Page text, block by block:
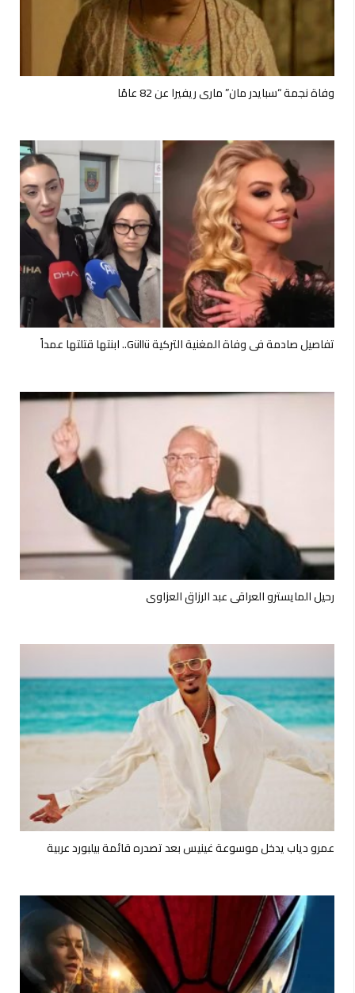
وفاة نجمة “سبايدر مان” ماري ريفيرا عن 82 عامًا
تفاصيل صادمة في وفاة المغنية التركية Güllü.. ابنتها قتلتها عمداً
رحيل المايسترو العراقي عبد الرزاق العزاوي
عمرو دياب يدخل موسوعة غينيس بعد تصدره قائمة بيلبورد عربية